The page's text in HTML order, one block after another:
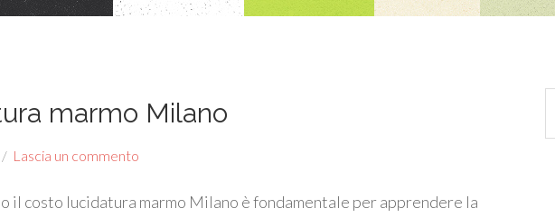
marmo Milano
Lascia un commento
il costo lucidatura marmo Milano è fondamentale per apprendere la